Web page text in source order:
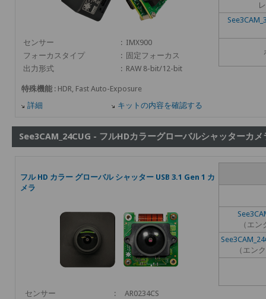
センサー : IMX900
フォーカスタイプ
: 固定フォーカス
出力形式
: RAW 8-bit/12-bit
特殊機能 : HDR, Fast Auto-Exposure
詳細
キットの内容を確認する
See3CAM_24CUG - フルHDカラーグローバルシャッターカメ
フル HD カラー グローバル シャッター USB 3.1 Gen 1 カ
メラ
センサー :
AR0234CS
（エ
（エン